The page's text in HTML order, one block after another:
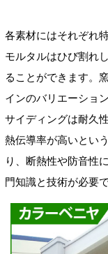
各素材にはそれぞれ
モルタルはひび割れ
ることができます。
インのバリエーショ
サイディングは耐久
熱伝導率が高いとい
り、断熱性や防音性
門知識と技術が必要で